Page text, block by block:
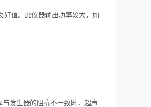
值。此仪器输出功率较大，如
发生器的阻抗不一致时，超声